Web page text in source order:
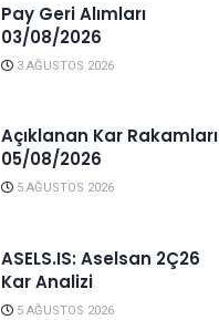
Pay Geri Alımları
03/08/2026
3 AĞUSTOS 2026
Açıklanan Kar Rakamları
05/08/2026
5 AĞUSTOS 2026
ASELS.IS: Aselsan 2Ç26
Kar Analizi
5 AĞUSTOS 2026